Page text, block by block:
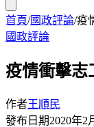
首頁/國政評論/疫
國政評論
疫情衝擊志
作者王順民
發布日期2020年2